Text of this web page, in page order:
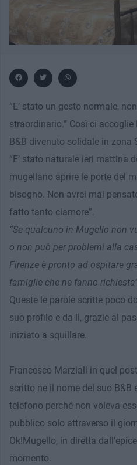
“E’ stato un gesto normale,
straordinario.” Così ci
B&B divenuto solidale in zona
“E’ stato naturale ieri mattina
mugellano aprire le porte del
bisogno. Non avrei mai
fatto tanto clamore”.
“Se qualcuno in Mugello non
o non può per problemi alla
Firenze è pronto ad ospitare
famiglie che ne fanno
Queste le parole scritte poco
suo profilo e da lì, grazie al
iniziato a squillare.
Francesco Marziali in quel
scritto ne il nome del suo B&B
telefono perché non voleva
pubblico solo attraverso il
Ok!Mugello, in diretta
momento.